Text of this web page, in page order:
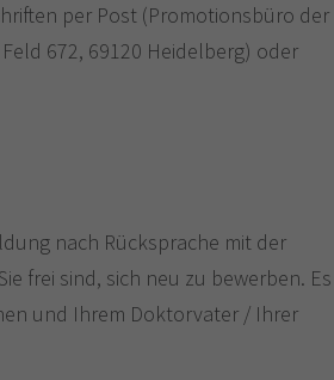
per Post (Promotionsbüro der
672, 69120 Heidelberg) oder
nach Rücksprache mit der
frei sind, sich neu zu bewerben. Es
und Ihrem Doktorvater / Ihrer